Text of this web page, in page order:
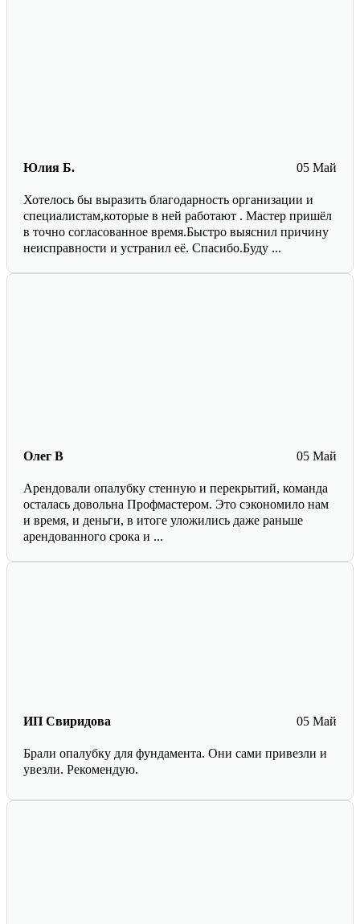
05 Май
Юлия Б.
Хотелось бы выразить благодарность организации и
специалистам,которые в ней работают . Мастер пришёл
в точно согласованное время.Быстро выяснил причину
неисправности и устранил её. Спасибо.Буду ...
05 Май
Олег В
Арендовали опалубку стенную и перекрытий, команда
осталась довольна Профмастером. Это сэкономило нам
и время, и деньги, в итоге уложились даже раньше
арендованного срока и ...
05 Май
ИП Свиридова
Брали опалубку для фундамента. Они сами привезли и
увезли. Рекомендую.